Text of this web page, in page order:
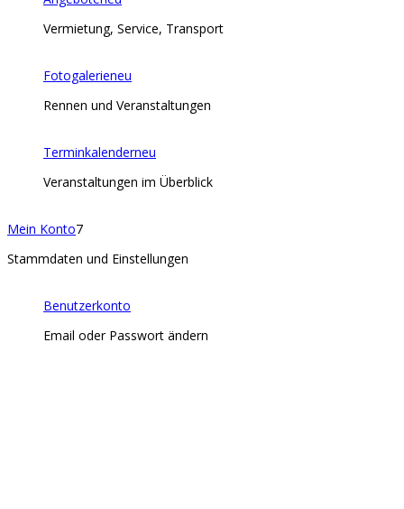
Vermietung, Service, Transport
Fotogalerieneu
Rennen und Veranstaltungen
Terminkalenderneu
Veranstaltungen im Überblick
Mein Konto7
Stammdaten und Einstellungen
Benutzerkonto
Email oder Passwort ändern